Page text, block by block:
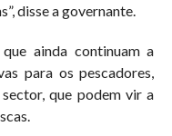
disse a governante.
ainda continuam a
para os pescadores,
que podem vir a